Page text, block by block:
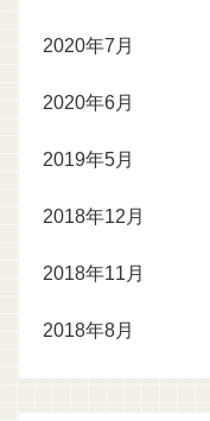
2020年7月
2020年6月
2019年5月
2018年12月
2018年11月
2018年8月